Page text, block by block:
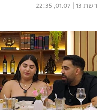
רשת 13 01.07, 22:35